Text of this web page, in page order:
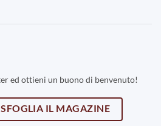
ed ottieni un buono di benvenuto!
SFOGLIA IL MAGAZINE